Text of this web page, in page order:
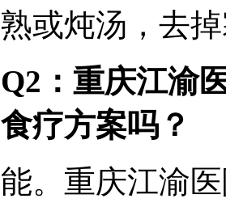
熟或炖汤，去
Q2：重庆江渝
食疗方案吗？
能。重庆江渝